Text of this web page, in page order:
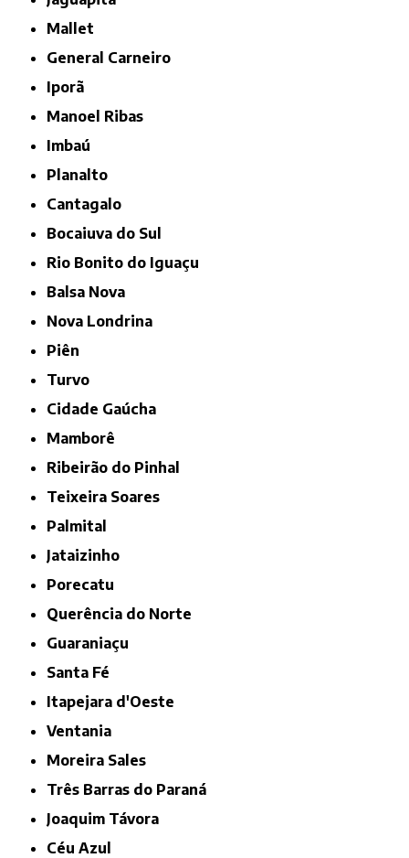
Mallet
General Carneiro
Iporã
Manoel Ribas
Imbaú
Planalto
Cantagalo
Bocaiuva do Sul
Rio Bonito do Iguaçu
Balsa Nova
Nova Londrina
Piên
Turvo
Cidade Gaúcha
Mamborê
Ribeirão do Pinhal
Teixeira Soares
Palmital
Jataizinho
Porecatu
Querência do Norte
Guaraniaçu
Santa Fé
Itapejara d'Oeste
Ventania
Moreira Sales
Três Barras do Paraná
Joaquim Távora
Céu Azul